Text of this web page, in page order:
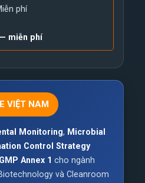
phí
miễn phí
VIỆT NAM
Monitoring, Microbial
Control Strategy
Annex 1 cho ngành
và Cleanroom